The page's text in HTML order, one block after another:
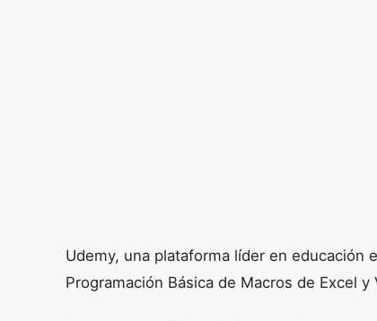
Udemy, una plataforma líder en educación
Programación Básica de Macros de Excel